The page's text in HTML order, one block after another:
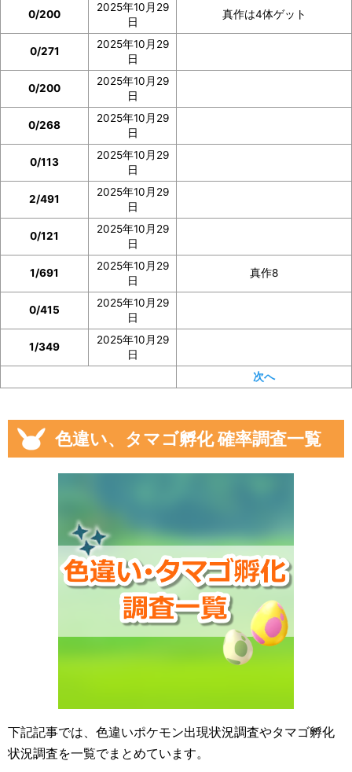
0/200
2025年10月29
日
真作は4体ゲット
0/271
2025年10月29
日
0/200
2025年10月29
日
0/268
2025年10月29
日
0/113
2025年10月29
日
2/491
2025年10月29
日
0/121
2025年10月29
日
1/691
2025年10月29
日
真作8
0/415
2025年10月29
日
1/349
2025年10月29
日
次へ
色違い、タマゴ孵化 確率調査一覧
下記記事では、色違いポケモン出現状況調査やタマゴ孵化
状況調査を一覧でまとめています。